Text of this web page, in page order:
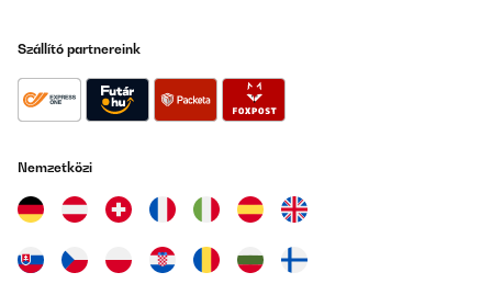
Szállító partnereink
Nemzetközi